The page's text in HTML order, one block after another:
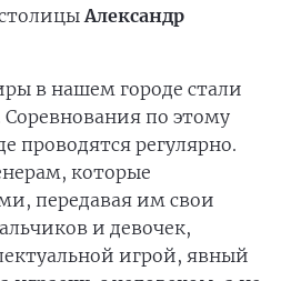
Александр
в нашем городе стали
по этому
проводятся регулярно.
которые
передавая им свои
и девочек,
игрой, явный